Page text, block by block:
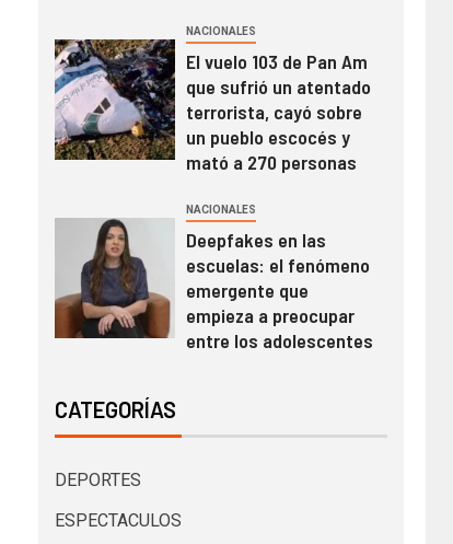
NACIONALES
El vuelo 103 de Pan Am
que sufrió un atentado
terrorista, cayó sobre
un pueblo escocés y
mató a 270 personas
NACIONALES
Deepfakes en las
escuelas: el fenómeno
emergente que
empieza a preocupar
entre los adolescentes
CATEGORÍAS
DEPORTES
ESPECTACULOS